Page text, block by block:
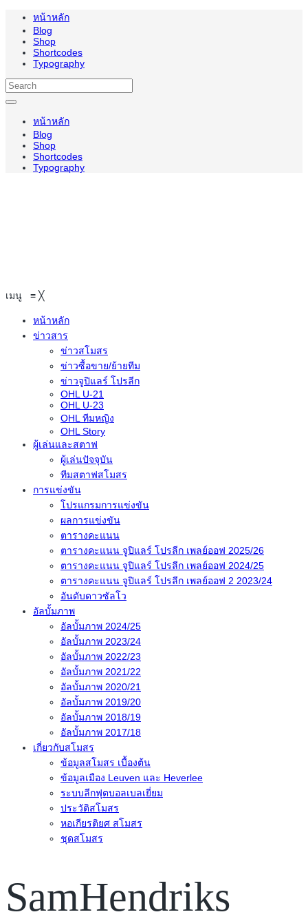
หน้าหลัก
Blog
Shop
Shortcodes
Typography
หน้าหลัก
Blog
Shop
Shortcodes
Typography
เมนู ≡ ╳
หน้าหลัก
ข่าวสาร
ข่าวสโมสร
ข่าวซื้อขาย/ย้ายทีม
ข่าวจูปิแลร์ โปรลีก
OHL U-21
OHL U-23
OHL ทีมหญิง
OHL Story
ผู้เล่นและสตาฟ
ผู้เล่นปัจจุบัน
ทีมสตาฟสโมสร
การแข่งขัน
โปรแกรมการแข่งขัน
ผลการแข่งขัน
ตารางคะแนน
ตารางคะแนน จูปิแลร์ โปรลีก เพลย์ออฟ 2025/26
ตารางคะแนน จูปิแลร์ โปรลีก เพลย์ออฟ 2024/25
ตารางคะแนน จูปิแลร์ โปรลีก เพลย์ออฟ 2 2023/24
อันดับดาวซัลโว
อัลบั้มภาพ
อัลบั้มภาพ 2024/25
อัลบั้มภาพ 2023/24
อัลบั้มภาพ 2022/23
อัลบั้มภาพ 2021/22
อัลบั้มภาพ 2020/21
อัลบั้มภาพ 2019/20
อัลบั้มภาพ 2018/19
อัลบั้มภาพ 2017/18
เกี่ยวกับสโมสร
ข้อมูลสโมสร เบื้องต้น
ข้อมูลเมือง Leuven และ Heverlee
ระบบลีกฟุตบอลเบลเยี่ยม
ประวัติสโมสร
หอเกียรติยศ สโมสร
ชุดสโมสร
SamHendriks